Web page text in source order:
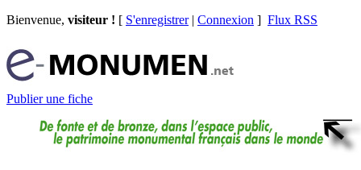
Bienvenue, visiteur ! [ S'enregistrer| Connexion ] Flux RSS
Publier une fiche